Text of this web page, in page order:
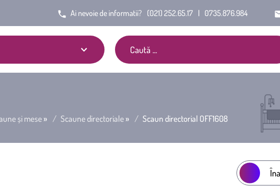
Ai nevoie de informatii? (021) 252.65.17 | 0735.876.984
și mese» Scaune directoriale» Scaun directorial OFF1608